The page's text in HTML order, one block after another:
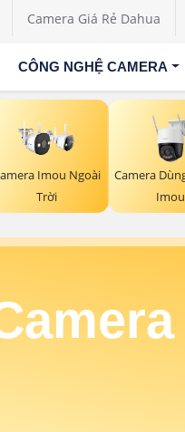
Camera Giá Rẻ Dahua
CÔNG NGHỆ CAMERA
Imou Ngoài
Trời
Camera
Imou